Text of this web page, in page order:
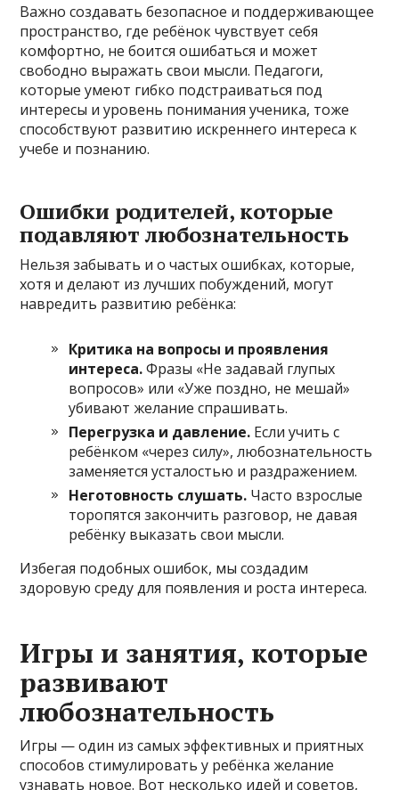
Важно создавать безопасное и поддерживающее
пространство, где ребёнок чувствует себя
комфортно, не боится ошибаться и может
свободно выражать свои мысли. Педагоги,
которые умеют гибко подстраиваться под
интересы и уровень понимания ученика, тоже
способствуют развитию искреннего интереса к
учебе и познанию.
Ошибки родителей, которые
подавляют любознательность
Нельзя забывать и о частых ошибках, которые,
хотя и делают из лучших побуждений, могут
навредить развитию ребёнка:
Критика на вопросы и проявления
интереса.Фразы «Не задавай глупых
вопросов» или «Уже поздно, не мешай»
убивают желание спрашивать.
Перегрузка и давление. Если учить с
ребёнком «через силу», любознательность
заменяется усталостью и раздражением.
Неготовность слушать. Часто взрослые
торопятся закончить разговор, не давая
ребёнку выказать свои мысли.
Избегая подобных ошибок, мы создадим
здоровую среду для появления и роста интереса.
Игры и занятия, которые
развивают
любознательность
Игры — один из самых эффективных и приятных
способов стимулировать у ребёнка желание
узнавать новое. Вот несколько идей и советов,